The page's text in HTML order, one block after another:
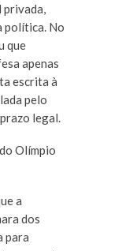
privada,
política. No
que
apenas
escrita à
pelo
legal.
Olímpio
a
dos
para